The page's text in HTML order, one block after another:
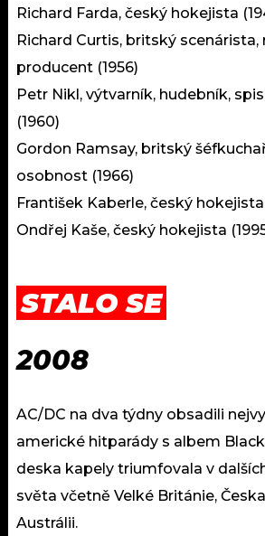
Richard Farda, český hokejista
Richard Curtis, britský scenárista,
producent (1956)
Petr Nikl, výtvarník, hudebník,
(1960)
Gordon Ramsay, britský
osobnost (1966)
František Kaberle, český hokejista
Ondřej Kaše, český hokejista
STALO SE
2008
AC/DC na dva týdny obsadili
americké hitparády s albem
deska kapely triumfovala v
světa včetně Velké Británie,
Austrálii.